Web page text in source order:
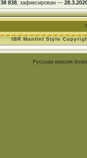
38 838, зафиксирован —
IBR Mantlet Style
Русская версия